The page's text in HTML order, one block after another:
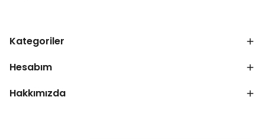
Kategoriler
Hesabım
Hakkımızda